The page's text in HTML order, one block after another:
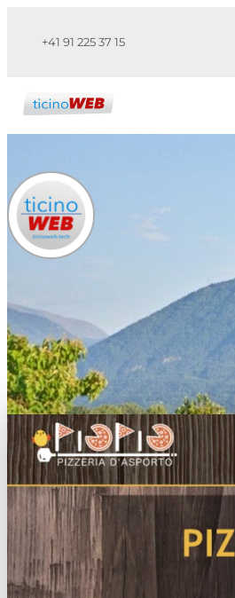
+41 91 225 37 15